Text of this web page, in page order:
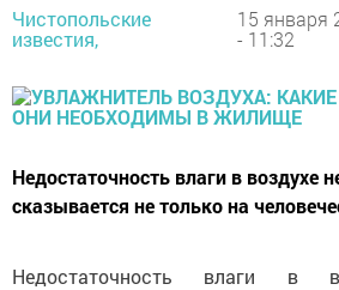
Чистопольские
известия,
15 января
- 11:32
Недостаточность влаги в воздухе
сказывается не только на
Недостаточность влаги в